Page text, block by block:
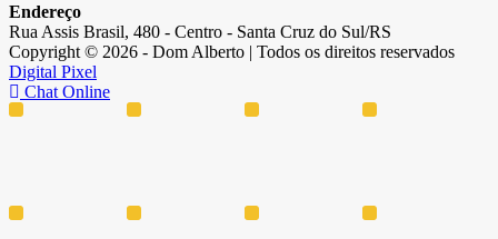
Endereço
Rua Assis Brasil, 480 - Centro - Santa Cruz do Sul/RS
Copyright © 2026 - Dom Alberto | Todos os direitos reservados
Digital Pixel
Chat Online